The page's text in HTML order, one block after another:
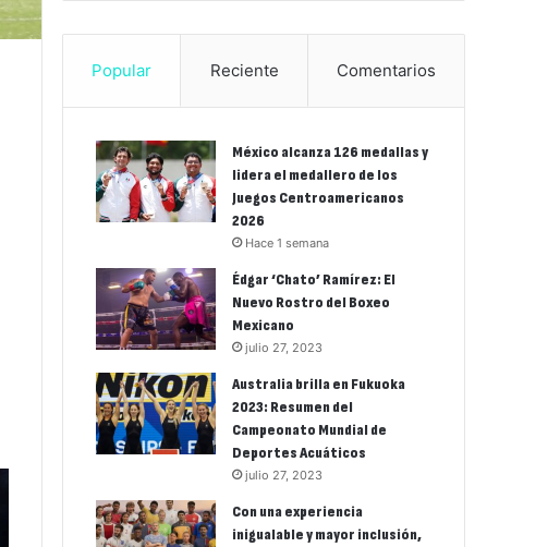
Popular Reciente Comentarios
México alcanza 126 medallas y
lidera el medallero de los
Juegos Centroamericanos
2026
Hace 1 semana
Édgar ‘Chato’ Ramírez: El
Nuevo Rostro del Boxeo
Mexicano
julio 27, 2023
Australia brilla en Fukuoka
2023: Resumen del
Campeonato Mundial de
Deportes Acuáticos
julio 27, 2023
Con una experiencia
inigualable y mayor inclusión,